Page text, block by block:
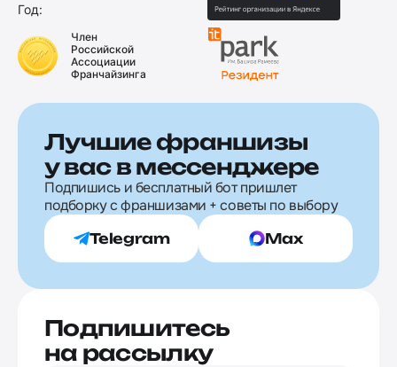
Год:
Член
Российской
Ассоциации
Франчайзинга
Лучшие франшизы
у вас в мессенджере
Подпишись и бесплатный бот пришлет
подборку с франшизами + советы по выбору
Telegram Max
Подпишитесь
на рассылку